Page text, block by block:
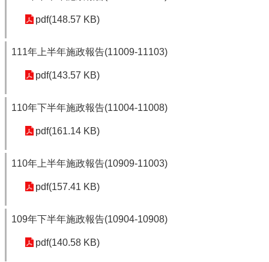
pdf(148.57 KB)
111年上半年施政報告(11009-11103)
pdf(143.57 KB)
110年下半年施政報告(11004-11008)
pdf(161.14 KB)
110年上半年施政報告(10909-11003)
pdf(157.41 KB)
109年下半年施政報告(10904-10908)
pdf(140.58 KB)